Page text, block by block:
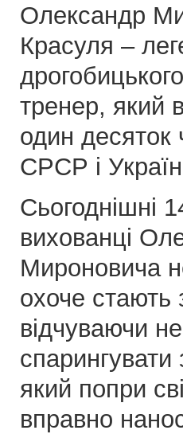
Олександр
Красуля –
тренер, який
один десяток
СРСР і
Сьогоднішні
вихованці
Мироновича
охоче стають
відчуваючи
який попри
вправно